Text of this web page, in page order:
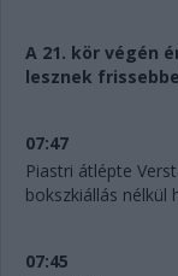
A 21. kör végén
lesznek
07:47
Piastri átlépte
bokszkiállás nélkül
07:45